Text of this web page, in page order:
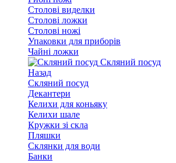
Столові виделки
Столові ложки
Столові ножі
Упаковки для приборів
Чайні ложки
Скляний посуд
Назад
Скляний посуд
Декантери
Келихи для коньяку
Келихи шале
Кружки зі скла
Пляшки
Склянки для води
Банки